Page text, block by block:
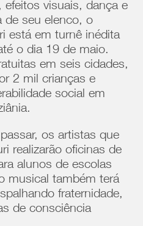
efeitos visuais, dança e
de seu elenco, o
está em turnê inédita
o dia 19 de maio.
em seis cidades,
2 mil crianças e
social em
os artistas que
realizarão oficinas de
alunos de escolas
musical também terá
fraternidade,
de consciência